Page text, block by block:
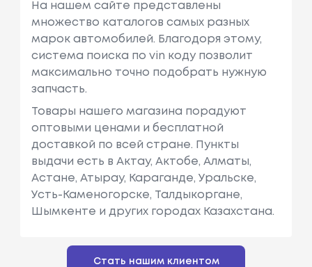
На нашем сайте представлены
множество каталогов самых разных
марок автомобилей. Благодоря этому,
система поиска по vin коду позволит
максимально точно подобрать нужную
запчасть.
Товары нашего магазина порадуют
оптовыми ценами и бесплатной
доставкой по всей стране. Пункты
выдачи есть в Актау, Актобе, Алматы,
Астане, Атырау, Караганде, Уральске,
Усть-Каменогорске, Талдыкоргане,
Шымкенте и других городах Казахстана.
Стать нашим клиентом